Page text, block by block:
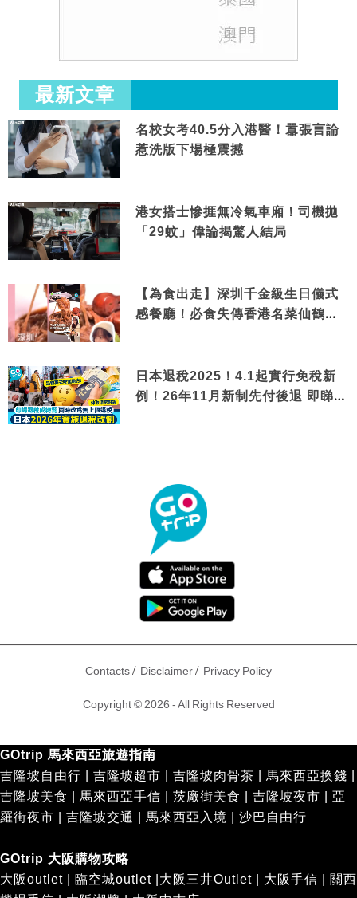
最新文章
名校女考40.5分入港醫！囂張言論
惹洗版下場極震撼
港女搭士慘捱無冷氣車廂！司機拋
「29蚊」偉論揭驚人結局
【為食出走】深圳千金級生日儀式
感餐廳！必食失傳香港名菜仙鶴神
日本退稅2025！4.1起實行免稅新
例！26年11月新制先付後退 即睇步
Contacts/ Disclaimer/ Privacy Policy
Copyright © 2026 - All Rights Reserved
GOtrip 馬來西亞旅遊指南
吉隆坡自由行
吉隆坡超市 吉隆坡肉骨茶 馬來西亞換錢
吉隆坡美食
馬來西亞手信 茨廠街美食 吉隆坡夜市
亞
羅街夜市
吉隆坡交通 馬來西亞入境 沙巴自由行
GOtrip 大阪購物攻略
大阪outlet
臨空城outlet 大阪三井Outlet 大阪手信
關西